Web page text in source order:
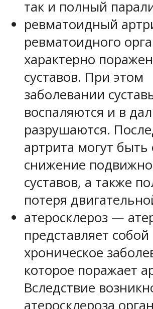
так и полный
ревматоидный
ревматоидного
характерно
суставов. При этом
заболевании
воспаляются и в
разрушаются.
артрита могут
снижение
суставов, а также
потеря
атеросклероз —
представляет собой
хроническое
которое поражает
Вследствие
атеросклероза